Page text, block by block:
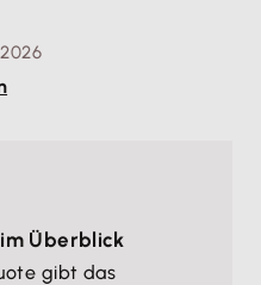
Überblick
gibt das